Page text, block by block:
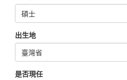
出生地
是否現任